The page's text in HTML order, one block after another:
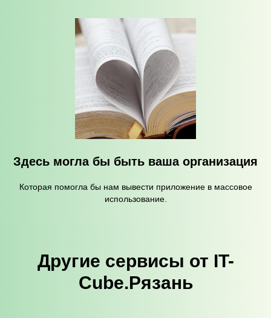
Здесь могла бы быть ваша организация
Которая помогла бы нам вывести приложение в массовое
использование.
Другие сервисы от IT-
Cube.Рязань